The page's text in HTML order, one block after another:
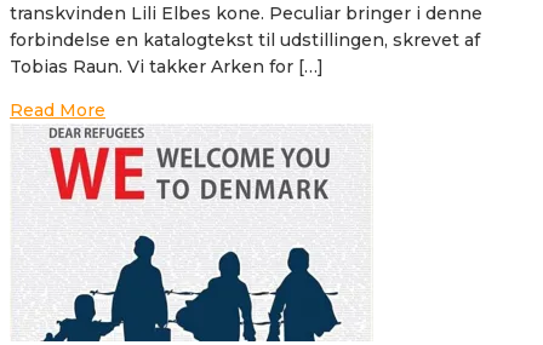
transkvinden Lili Elbes kone. Peculiar bringer i denne
forbindelse en katalogtekst til udstillingen, skrevet af
Tobias Raun. Vi takker Arken for […]
Read More